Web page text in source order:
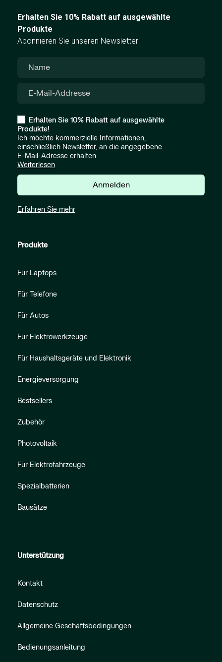
Erhalten Sie 10% Rabatt auf ausgewählte
Produkte
Abonnieren Sie unseren Newsletter
Erhalten Sie 10% Rabatt auf ausgewählte
Produkte!
Ich möchte kommerzielle Informationen,
einschließlich Newsletter, an die angegebene
E-Mail-Adresse erhalten.
Weiterlesen
Anmelden
Erfahren Sie mehr
Produkte
Für Laptops
Für Telefone
Für Autos
Für Elektrowerkzeuge
Für Haushaltsgeräte und Elektronik
Energieversorgung
Bestsellers
Zubehör
Photovoltaik
Für Elektrofahrzeuge
Spezialbatterien
Bausätze
Unterstützung
Kontakt
Datenschutz
Allgemeine Geschäftsbedingungen
Bedienungsanleitung